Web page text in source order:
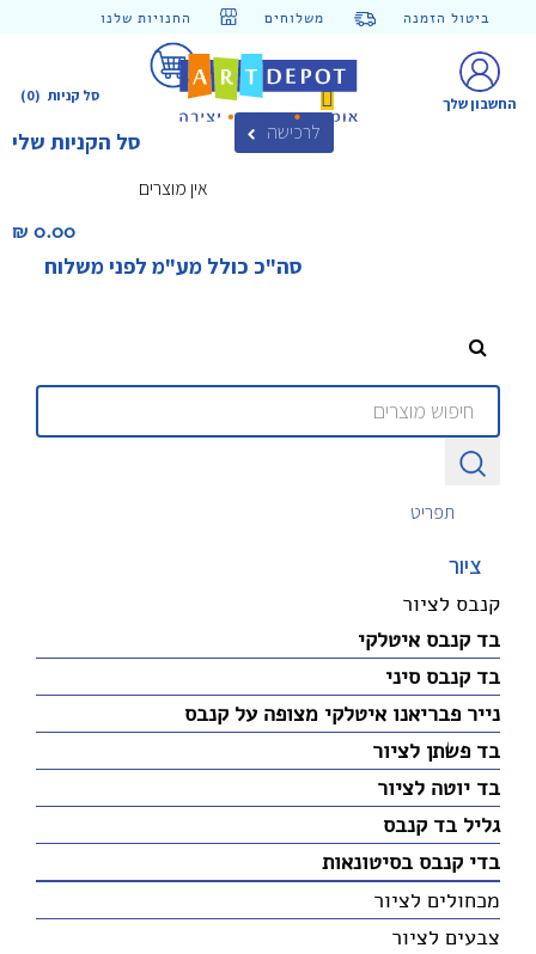
ביטול הזמנה משלוחים החנויות שלנו
(0) סל קניות
סל הקניות שלי לרכישה
אין מוצרים
0.00 ₪‎
סה"כ כולל מע"מ לפני משלוח
החשבון שלך
תפריט
ציור
קנבס לציור
בד קנבס איטלקי
בד קנבס סיני
נייר פבריאנו איטלקי מצופה על קנבס
בד פשתן לציור
בד יוטה לציור
גליל בד קנבס
בדי קנבס בסיטונאות
מכחולים לציור
צבעים לציור